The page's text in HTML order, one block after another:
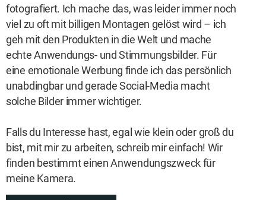
fotografiert. Ich mache das, was leider immer noch
viel zu oft mit billigen Montagen gelöst wird – ich
geh mit den Produkten in die Welt und mache
echte Anwendungs- und Stimmungsbilder. Für
eine emotionale Werbung finde ich das persönlich
unabdingbar und gerade Social-Media macht
solche Bilder immer wichtiger.
Falls du Interesse hast, egal wie klein oder groß du
bist, mit mir zu arbeiten, schreib mir einfach! Wir
finden bestimmt einen Anwendungszweck für
meine Kamera.